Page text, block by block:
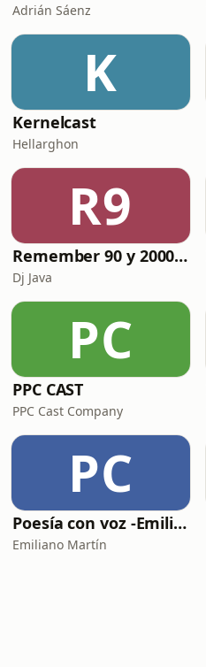
Adrián Sáenz
K
Kernelcast
Hellarghon
R9
Remember 90 y 2000 en PLAY WITH ME by Dj Java
Dj Java
PC
PPC CAST
PPC Cast Company
PC
Poesía con voz -Emiliano Martín- Podcasts
Emiliano Martín